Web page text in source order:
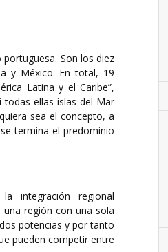
Son los diez
y México. En total, 19
Latina y el Caribe”,
todas ellas islas del Mar
sea el concepto, a
termina el predominio
integración regional
región con una sola
potencias y por tanto
pueden competir entre